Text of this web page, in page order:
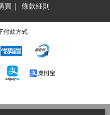
買 | 條款細則
付款方式